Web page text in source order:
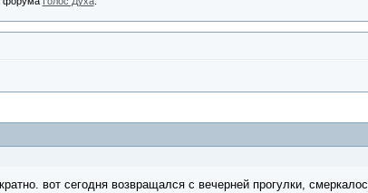
вот сегодня возвращался с вечерней прогулки,